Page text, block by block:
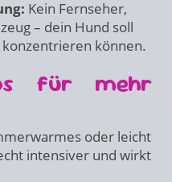
Kein Fernseher,
– dein Hund soll
können.
für mehr
oder leicht
intensiver und wirkt